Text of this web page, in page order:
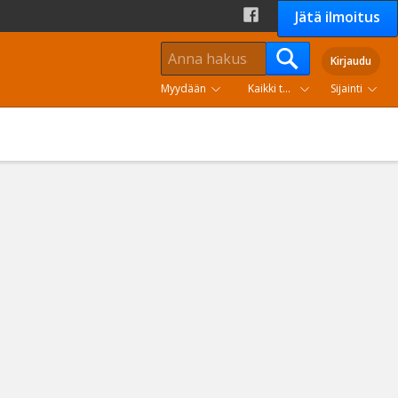
Jätä ilmoitus
Kirjaudu
Myydään
Kaikki tuoteryhmät Sijainti